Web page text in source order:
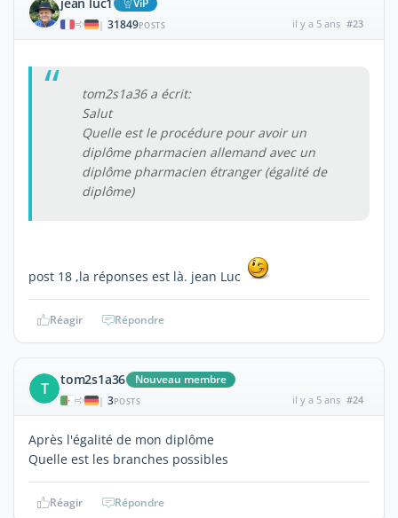
| 31849POSTS il y a 5 ans #23
tom2s1a36 a écrit:
Salut
Quelle est le procédure pour avoir un
diplôme pharmacien allemand avec un
diplôme pharmacien étranger (égalité de
diplôme)
post 18 ,la réponses est là. jean Luc
Réagir Répondre
T tom2s1a36 Nouveau membre
| 3POSTS il y a 5 ans #24
Après l'égalité de mon diplôme
Quelle est les branches possibles
Réagir Répondre